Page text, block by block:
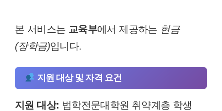
본 서비스는 교육부에서 제공하는 현금
(장학금)입니다.
지원 대상 및 자격 요건
지원 대상: 법학전문대학원 취약계층 학생